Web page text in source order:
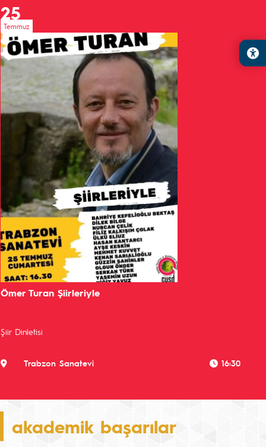
25
Temmuz
Ömer Turan Şiirleriyle
Şiir Dinletisi
Trabzon Sanatevi 16:30
akademik başarılar